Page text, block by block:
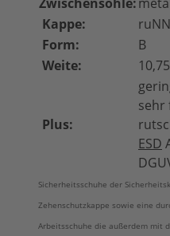
Kappe:
Form:
B
Weite:
10,75
Plus:
sehr
ESD
Sicherheitsschuhe der
Zehenschutzkappe sowie eine
Arbeitsschuhe die außerdem mit